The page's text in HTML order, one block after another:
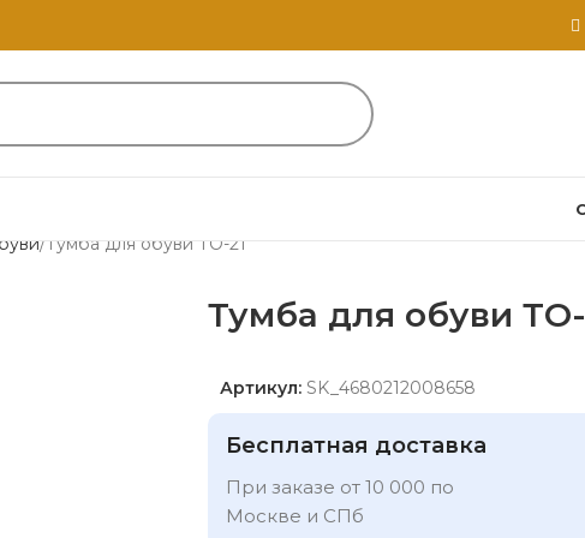
Тумба для обуви ТО-21
Тумба для обуви ТО-
Артикул: SK_4680212008658
Бесплатная доставка
При заказе от 10 000 по
Москве и СПб